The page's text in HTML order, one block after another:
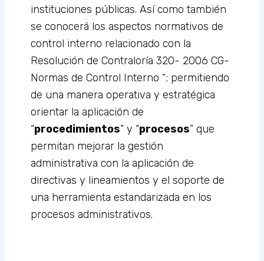
instituciones públicas. Así como también
se conocerá los aspectos normativos de
control interno relacionado con la
Resolución de Contraloría 320- 2006 CG-
Normas de Control Interno “; permitiendo
de una manera operativa y estratégica
orientar la aplicación de
“procedimientos” y “procesos” que
permitan mejorar la gestión
administrativa con la aplicación de
directivas y lineamientos y el soporte de
una herramienta estandarizada en los
procesos administrativos.